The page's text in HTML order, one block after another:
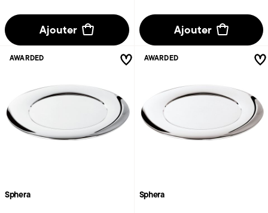
Ajouter Ajouter
Sphera
AWARDED
Sphera
AWARDED